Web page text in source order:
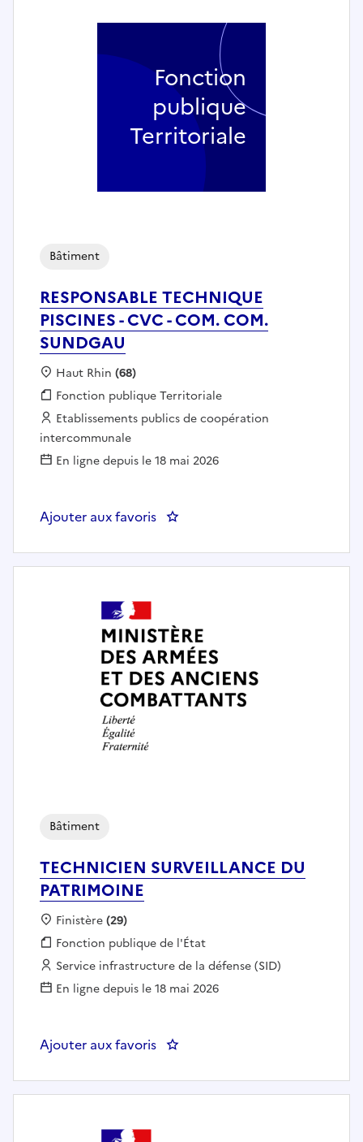
RESPONSABLE TECHNIQUE
PISCINES - CVC - COM. COM.
SUNDGAU
Bâtiment
Localisation :
Haut Rhin (68)
Fonction publique :
Fonction publique Territoriale
Employeur :
Etablissements publics de coopération
intercommunale
En ligne depuis le 18 mai 2026
Ajouter aux favoris : RESPONSABLE TECHNIQUE
Fonction
publique
Territoriale
TECHNICIEN SURVEILLANCE DU
PATRIMOINE
Bâtiment
Localisation :
Finistère(29)
Fonction publique :
Fonction publique de l'État
Employeur :
Service infrastructure de la défense (SID)
En ligne depuis le 18 mai 2026
Ajouter aux favoris : TECHNICIEN SURVEILLANCE